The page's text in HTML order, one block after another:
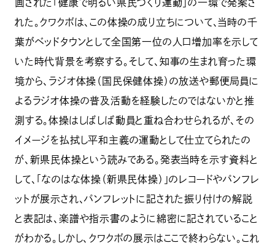
画された「健康で明るい県民づくり運動」の一環で発案さ
れた。クワクボは、この体操の成り立ちについて、当時の千
葉がベッドタウンとして全国第一位の人口増加率を示して
いた時代背景を考察する。そして、知事の生まれ育った環
境から、ラジオ体操（国民保健体操）の放送や郵便局員に
よるラジオ体操の普及活動を経験したのではないかと推
測する。体操はしばしば動員と重ね合わせられるが、その
イメージを払拭し平和主義の運動として仕立てられたの
が、新県民体操という読みである。発表当時を示す資料と
して、「なのはな体操（新県民体操）」のレコードやパンフレ
ットが展示され、パンフレットに記された振り付けの解説
と表記は、楽譜や指示書のように綿密に記されていること
がわかる。しかし、クワクボの展示はここで終わらない。これ